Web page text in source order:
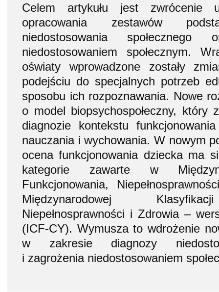
Celem artykułu jest zwrócenie
opracowania zestawów
niedostosowania
niedostosowaniem społecznym.
oświaty wprowadzone zostały
podejściu do specjalnych potrzeb
sposobu ich rozpoznawania. Nowe
o model biopsychospołeczny, który
diagnozie kontekstu
nauczania i wychowania. W nowym
ocena funkcjonowania dziecka ma
kategorie zawarte w
Funkcjonowania,
Międzynarodowej
Niepełnosprawności i Zdrowia –
(ICF-CY). Wymusza to wdrożenie
w zakresie diagnozy
i zagrożenia niedostosowaniem